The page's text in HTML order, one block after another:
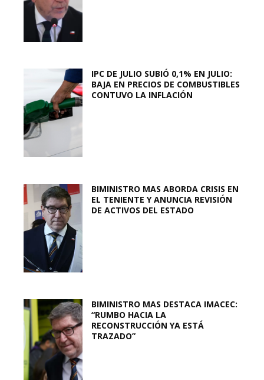
IPC DE JULIO SUBIÓ 0,1% EN JULIO:
BAJA EN PRECIOS DE COMBUSTIBLES
CONTUVO LA INFLACIÓN
BIMINISTRO MAS ABORDA CRISIS EN
EL TENIENTE Y ANUNCIA REVISIÓN
DE ACTIVOS DEL ESTADO
BIMINISTRO MAS DESTACA IMACEC:
“RUMBO HACIA LA
RECONSTRUCCIÓN YA ESTÁ
TRAZADO”